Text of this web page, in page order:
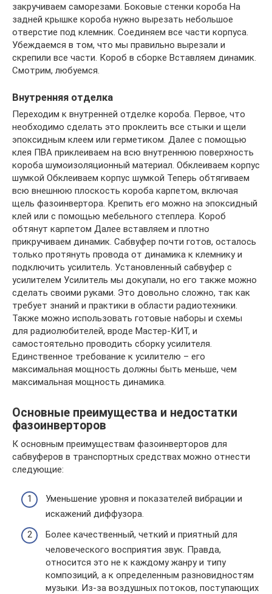
закручиваем саморезами. Боковые стенки короба На
задней крышке короба нужно вырезать небольшое
отверстие под клемник. Соединяем все части корпуса.
Убеждаемся в том, что мы правильно вырезали и
скрепили все части. Короб в сборке Вставляем динамик.
Смотрим, любуемся.
Внутренняя отделка
Переходим к внутренней отделке короба. Первое, что
необходимо сделать это проклеить все стыки и щели
эпоксидным клеем или герметиком. Далее с помощью
клея ПВА приклеиваем на всю внутреннюю поверхность
короба шумоизоляционный материал. Обклеиваем корпус
шумкой Обклеиваем корпус шумкой Теперь обтягиваем
всю внешнюю плоскость короба карпетом, включая
щель фазоинвертора. Крепить его можно на эпоксидный
клей или с помощью мебельного степлера. Короб
обтянут карпетом Далее вставляем и плотно
прикручиваем динамик. Сабвуфер почти готов, осталось
только протянуть провода от динамика к клемнику и
подключить усилитель. Установленный сабвуфер с
усилителем Усилитель мы докупали, но его также можно
сделать своими руками. Это довольно сложно, так как
требует знаний и практики в области радиотехники.
Также можно использовать готовые наборы и схемы
для радиолюбителей, вроде Мастер-КИТ, и
самостоятельно проводить сборку усилителя.
Единственное требование к усилителю – его
максимальная мощность должны быть меньше, чем
максимальная мощность динамика.
Основные преимущества и недостатки
фазоинверторов
К основным преимуществам фазоинверторов для
сабвуферов в транспортных средствах можно отнести
следующие:
Уменьшение уровня и показателей вибрации и
искажений диффузора.
Более качественный, четкий и приятный для
человеческого восприятия звук. Правда,
относится это не к каждому жанру и типу
композиций, а к определенным разновидностям
музыки. Из-за воздушных потоков, поступающих